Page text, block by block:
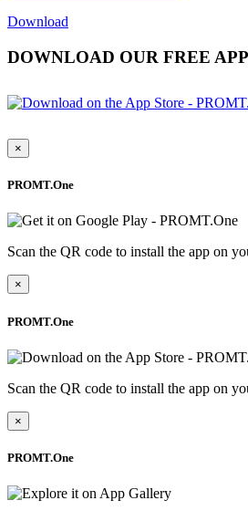
Download
DOWNLOAD OUR FREE
×
PROMT.One
Scan the QR code to install the app on
×
PROMT.One
Scan the QR code to install the app on
×
PROMT.One